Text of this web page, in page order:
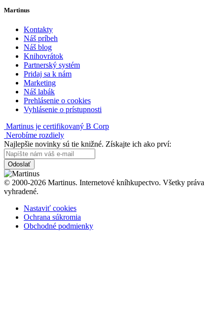
Martinus
Kontakty
Náš príbeh
Náš blog
Knihovrátok
Partnerský systém
Pridaj sa k nám
Marketing
Náš labák
Prehlásenie o cookies
Vyhlásenie o prístupnosti
Martinus je certifikovaný B Corp
Nerobíme rozdiely
Najlepšie novinky sú tie knižné. Získajte ich ako prví:
Odoslať
© 2000-2026 Martinus. Internetové kníhkupectvo. Všetky práva
vyhradené.
Nastaviť cookies
Ochrana súkromia
Obchodné podmienky